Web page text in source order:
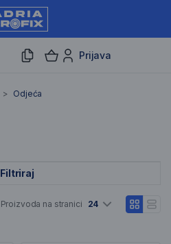
Prijava
> Odjeća
Filtriraj
Proizvoda na stranici 24